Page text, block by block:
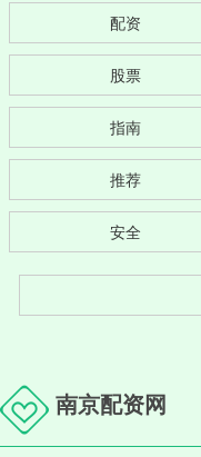
配资
股票
指南
推荐
安全
南京配资网